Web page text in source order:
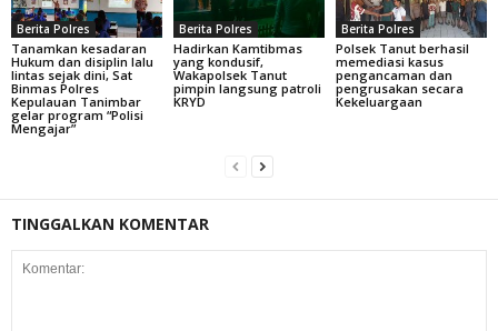
Berita Polres
Tanamkan kesadaran
Hukum dan disiplin lalu
lintas sejak dini, Sat
Binmas Polres
Kepulauan Tanimbar
gelar program “Polisi
Mengajar”
Berita Polres
Hadirkan Kamtibmas
yang kondusif,
Wakapolsek Tanut
pimpin langsung patroli
KRYD
Berita Polres
Polsek Tanut berhasil
memediasi kasus
pengancaman dan
pengrusakan secara
Kekeluargaan
TINGGALKAN KOMENTAR